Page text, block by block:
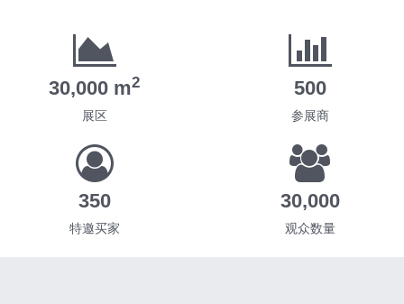
30,000 m2
展区
500
参展商
350
特邀买家
30,000
观众数量